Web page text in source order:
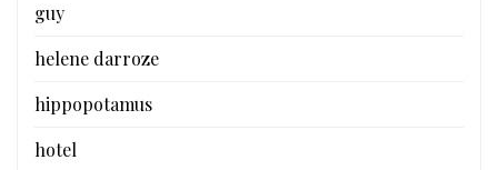
guy
helene darroze
hippopotamus
hotel